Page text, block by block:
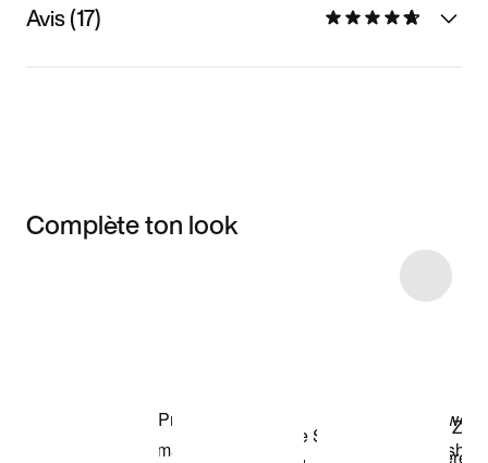
Avis (17)
Complète ton look